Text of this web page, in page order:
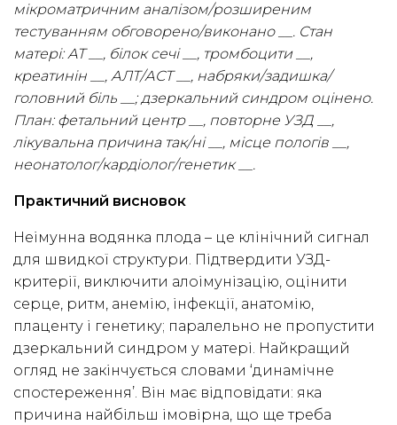
мікроматричним аналізом/розширеним
тестуванням обговорено/виконано __. Стан
матері: АТ __, білок сечі __, тромбоцити __,
креатинін __, АЛТ/АСТ __, набряки/задишка/
головний біль __; дзеркальний синдром оцінено.
План: фетальний центр __, повторне УЗД __,
лікувальна причина так/ні __, місце пологів __,
неонатолог/кардіолог/генетик __.
Практичний висновок
Неімунна водянка плода – це клінічний сигнал
для швидкої структури. Підтвердити УЗД-
критерії, виключити алоімунізацію, оцінити
серце, ритм, анемію, інфекції, анатомію,
плаценту і генетику; паралельно не пропустити
дзеркальний синдром у матері. Найкращий
огляд не закінчується словами ‘динамічне
спостереження’. Він має відповідати: яка
причина найбільш імовірна, що ще треба